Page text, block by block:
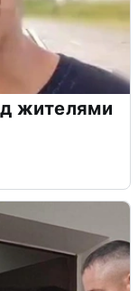
жителями